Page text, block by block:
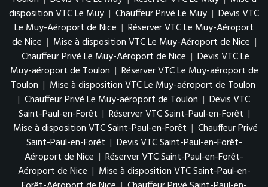
disposition VTC Le Muy | Chauffeur Privé Le Muy | Devis VTC
Le Muy-Aéroport de Nice | Réserver VTC Le Muy-Aéroport
de Nice | Mise à disposition VTC Le Muy-Aéroport de Nice |
Chauffeur Privé Le Muy-Aéroport de Nice | Devis VTC Le
Muy-aéroport de Toulon | Réserver VTC Le Muy-aéroport de
Toulon | Mise à disposition VTC Le Muy-aéroport de Toulon
| Chauffeur Privé Le Muy-aéroport de Toulon | Devis VTC
Saint-Paul-en-Forêt | Réserver VTC Saint-Paul-en-Forêt |
Mise à disposition VTC Saint-Paul-en-Forêt | Chauffeur Privé
Saint-Paul-en-Forêt | Devis VTC Saint-Paul-en-Forêt-
Aéroport de Nice | Réserver VTC Saint-Paul-en-Forêt-
Aéroport de Nice | Mise à disposition VTC Saint-Paul-en-